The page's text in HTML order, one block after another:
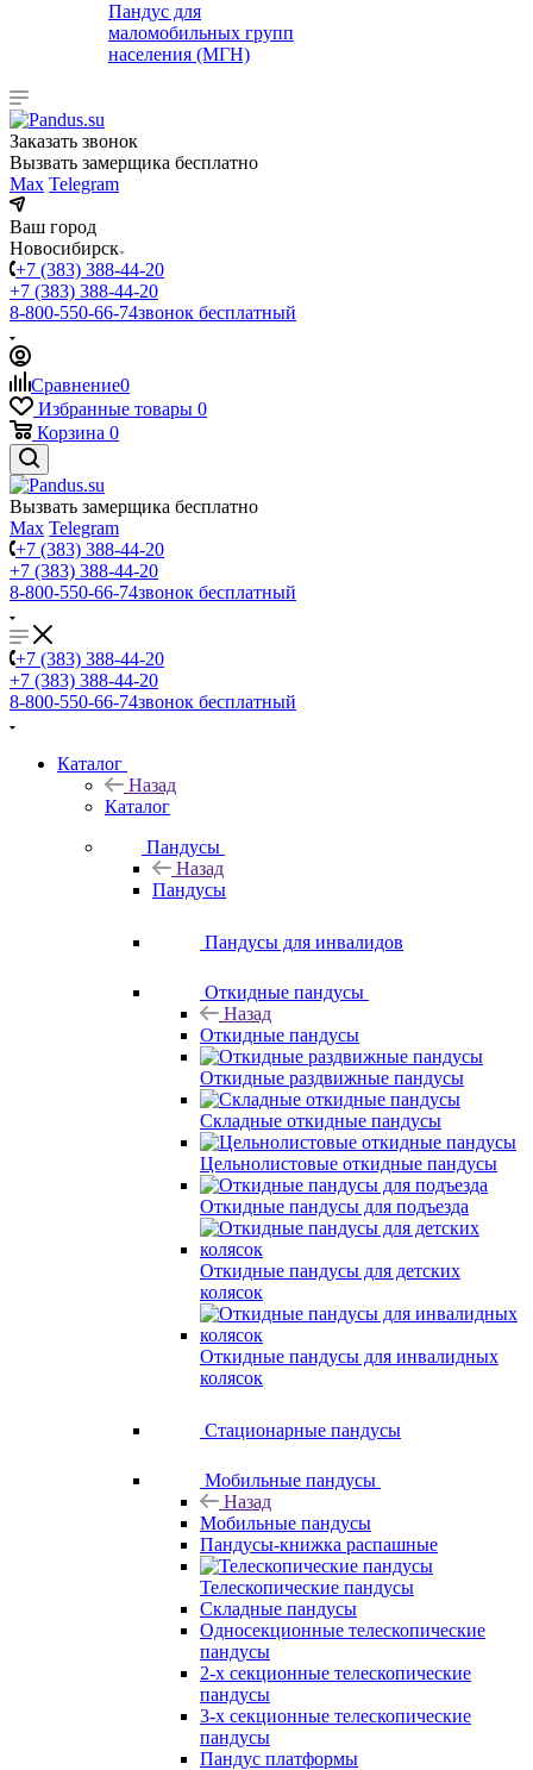
Пандус для
маломобильных групп
населения (МГН)
Заказать звонок
Вызвать замерщика бесплатно
Max Telegram
Ваш город
Новосибирск
+7 (383) 388-44-20
+7 (383) 388-44-20
8-800-550-66-74звонок бесплатный
Сравнение0
Избранные товары 0
Корзина 0
Вызвать замерщика бесплатно
Max Telegram
+7 (383) 388-44-20
+7 (383) 388-44-20
8-800-550-66-74звонок бесплатный
+7 (383) 388-44-20
+7 (383) 388-44-20
8-800-550-66-74звонок бесплатный
Каталог
Назад
Каталог
Пандусы
Назад
Пандусы
Пандусы для инвалидов
Откидные пандусы
Назад
Откидные пандусы
Откидные раздвижные пандусы
Складные откидные пандусы
Цельнолистовые откидные пандусы
Откидные пандусы для подъезда
Откидные пандусы для детских
колясок
Откидные пандусы для инвалидных
колясок
Стационарные пандусы
Мобильные пандусы
Назад
Мобильные пандусы
Пандусы-книжка распашные
Телескопические пандусы
Складные пандусы
Односекционные телескопические
пандусы
2-х секционные телескопические
пандусы
3-х секционные телескопические
пандусы
Пандус платформы